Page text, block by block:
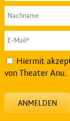
Hiermit
von Theater Anu.
ANMELDEN